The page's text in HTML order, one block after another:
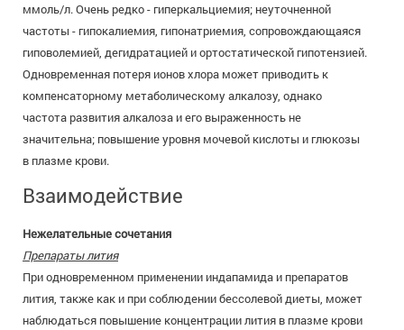
ммоль/л. Очень редко - гиперкальциемия; неуточненной
частоты - гипокалиемия, гипонатриемия, сопровождающаяся
гиповолемией, дегидратацией и ортостатической гипотензией.
Одновременная потеря ионов хлора может приводить к
компенсаторному метаболическому алкалозу, однако
частота развития алкалоза и его выраженность не
значительна; повышение уровня мочевой кислоты и глюкозы
в плазме крови.
Взаимодействие
Нежелательные сочетания
Препараты лития
При одновременном применении индапамида и препаратов
лития, также как и при соблюдении бессолевой диеты, может
наблюдаться повышение концентрации лития в плазме крови